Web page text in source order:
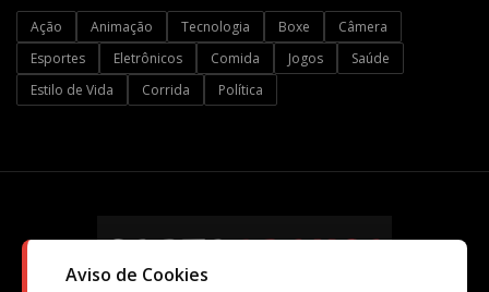
Ação Animação Tecnologia Boxe
Câmera
Esportes
Eletrônicos Comida Jogos
Saúde
Estilo de Vida
Corrida Política
Aviso de Cookies